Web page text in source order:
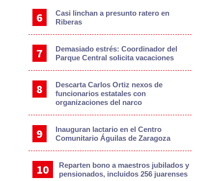
Casi linchan a presunto ratero en
Riberas
Demasiado estrés: Coordinador del
Parque Central solicita vacaciones
Descarta Carlos Ortiz nexos de
funcionarios estatales con
organizaciones del narco
Inauguran lactario en el Centro
Comunitario Águilas de Zaragoza
Reparten bono a maestros jubilados y
pensionados, incluidos 256 juarenses